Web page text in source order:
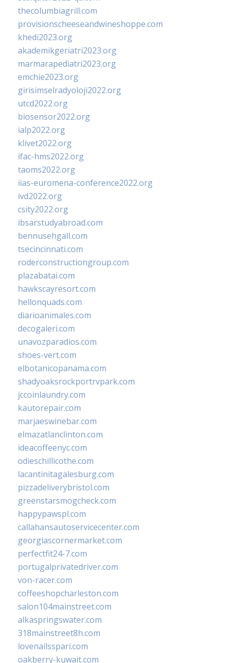
thecolumbiagrill.com
provisionscheeseandwineshoppe.com
khedi2023.org
akademikgeriatri2023.org
marmarapediatri2023.org
emchie2023.org
girisimselradyoloji2022.org
utcd2022.org
biosensor2022.org
ialp2022.org
klivet2022.org
ifac-hms2022.org
taoms2022.org
iias-euromena-conference2022.org
ivd2022.org
csity2022.org
ibsarstudyabroad.com
bennusehgall.com
tsecincinnati.com
roderconstructiongroup.com
plazabatai.com
hawkscayresort.com
hellonquads.com
diarioanimales.com
decogaleri.com
unavozparadios.com
shoes-vert.com
elbotanicopanama.com
shadyoaksrockportrvpark.com
jccoinlaundry.com
kautorepair.com
marjaeswinebar.com
elmazatlanclinton.com
ideacoffeenyc.com
odieschillicothe.com
lacantinitagalesburg.com
pizzadeliverybristol.com
greenstarsmogcheck.com
happypawspl.com
callahansautoservicecenter.com
georgiascornermarket.com
perfectfit24-7.com
portugalprivatedriver.com
von-racer.com
coffeeshopcharleston.com
salon104mainstreet.com
alkaspringswater.com
318mainstreet8h.com
lovenailsspari.com
oakberry-kuwait.com